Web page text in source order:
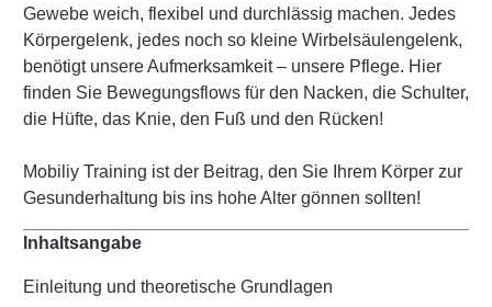
Gewebe weich, flexibel und durchlässig machen. Jedes
Körpergelenk, jedes noch so kleine Wirbelsäulengelenk,
benötigt unsere Aufmerksamkeit – unsere Pflege. Hier
finden Sie Bewegungsflows für den Nacken, die Schulter,
die Hüfte, das Knie, den Fuß und den Rücken!
Mobiliy Training ist der Beitrag, den Sie Ihrem Körper zur
Gesunderhaltung bis ins hohe Alter gönnen sollten!
Inhaltsangabe
Einleitung und theoretische Grundlagen